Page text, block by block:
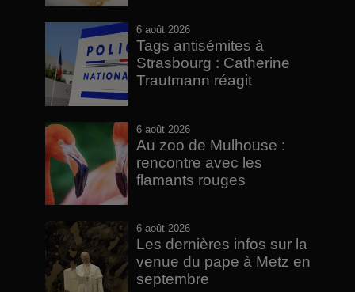
6 août 2026
Tags antisémites à
Strasbourg : Catherine
Trautmann réagit
6 août 2026
Au zoo de Mulhouse :
rencontre avec les
flamants rouges
6 août 2026
Les dernières infos sur la
venue du pape à Metz en
septembre